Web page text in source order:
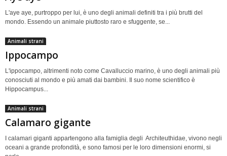
L'aye aye, purtroppo per lui, è uno degli animali definiti tra i più brutti del
mondo. Essendo un animale piuttosto raro e sfuggente, se...
Animali strani
Ippocampo
L'ippocampo, altrimenti noto come Cavalluccio marino, è uno degli animali più
conosciuti al mondo e più amati dai bambini. Il suo nome scientifico è
Hippocampus...
Animali strani
Calamaro gigante
I calamari giganti appartengono alla famiglia degli Architeuthidae, vivono negli
oceani a grande profondità, e sono famosi per le loro dimensioni enormi, si